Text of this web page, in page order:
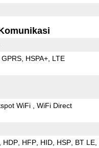
GPRS HSPA+ LTE
WiFi WiFi Direct
HDP HFP HID HSP BT LE